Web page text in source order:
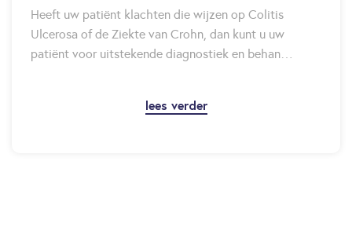
Heeft uw patiënt klachten die wijzen op Colitis
Ulcerosa of de Ziekte van Crohn, dan kunt u uw
patiënt voor uitstekende diagnostiek en behan…
lees verder